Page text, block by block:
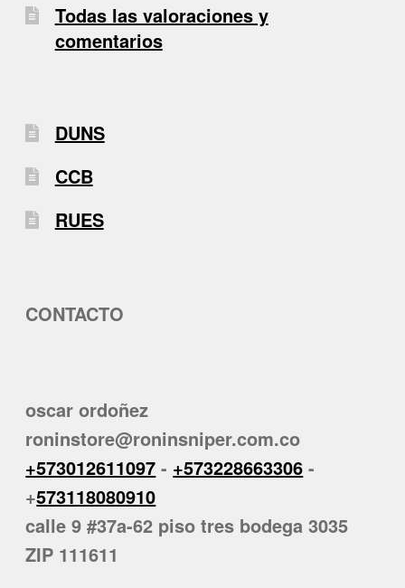
Todas las valoraciones y
comentarios
DUNS
CCB
RUES
CONTACTO
oscar ordoñez
roninstore@roninsniper.com.co
+573012611097 - +573228663306 -
+573118080910
calle 9 #37a-62 piso tres bodega 3035
ZIP 111611